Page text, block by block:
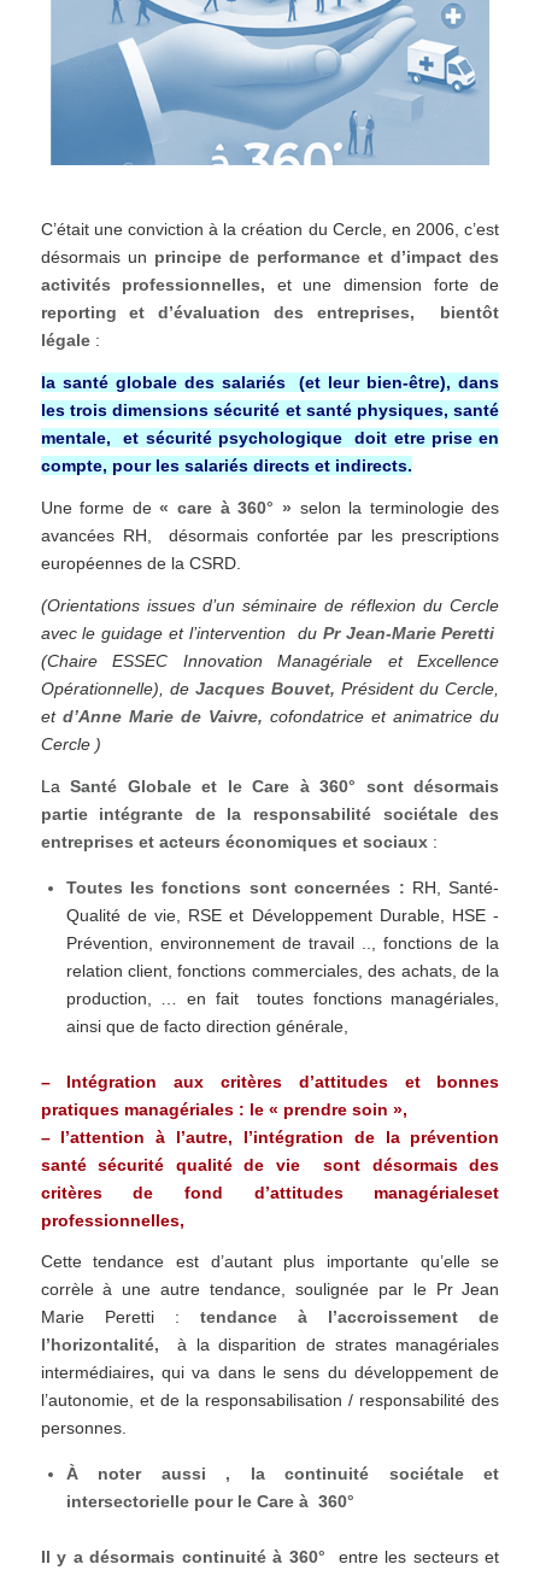
C’était une conviction à la création du Cercle, en 2006, c’est
désormais un principe de performance et d’impact des
activités professionnelles, et une dimension forte de
reporting et d’évaluation des entreprises, bientôt
légale:
la santé globale des salariés (et leur bien-être), dans
les trois dimensions sécurité et santé physiques, santé
mentale, et sécurité psychologique doit etre prise en
compte, pour les salariés directs et indirects.
Une forme de« care à 360° » selon la terminologie des
avancées RH, désormais confortée par les prescriptions
européennes de la CSRD.
(Orientations issues d’un séminaire de réflexion du Cercle
avec le guidage et l’intervention du Pr Jean-Marie Peretti
(Chaire ESSEC Innovation Managériale et Excellence
Opérationnelle), de Jacques Bouvet, Président du Cercle,
et d’Anne Marie de Vaivre, cofondatrice et animatrice du
Cercle )
LaSanté Globale et le Care à 360° sont désormais
partie intégrante de la responsabilité sociétale des
entreprises et acteurs économiques et sociaux:
Toutes les fonctions sont concernées : RH, Santé-
Qualité de vie, RSE et Développement Durable, HSE -
Prévention, environnement de travail .., fonctions de la
relation client, fonctions commerciales, des achats, de la
production, … en fait toutes fonctions managériales,
ainsi que de facto direction générale,
– Intégration aux critères d’attitudes et bonnes
pratiques managériales : le « prendre soin »,
– l’attention à l’autre, l’intégration de la prévention
santé sécurité qualité de vie sont désormais des
critères de fond d’attitudes managérialeset
professionnelles,
Cette tendance est d’autant plus importante qu’elle se
corrèle à une autre tendance, soulignée par le Pr Jean
Marie Peretti : tendance à l’accroissement de
l’horizontalité, à la disparition de strates managériales
intermédiaires, qui va dans le sens du développement de
l’autonomie, et de la responsabilisation / responsabilité des
personnes.
À noter aussi , la continuité sociétale et
intersectorielle pour le Care à 360°
Il y a désormais continuité à 360° entre les secteurs et